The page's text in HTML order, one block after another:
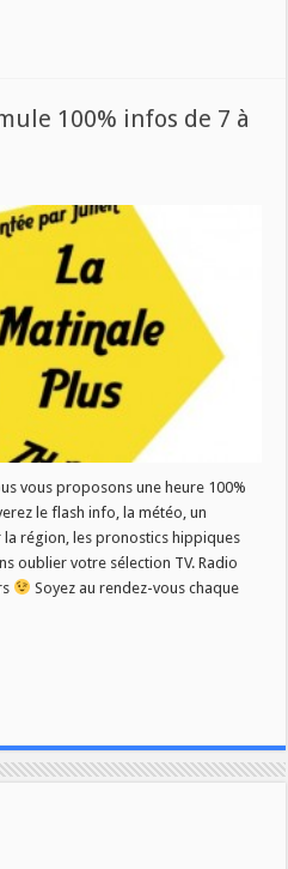
100% infos de 7 à
vous proposons une heure 100%
le flash info, la météo, un
région, les pronostics hippiques
oublier votre sélection TV. Radio
Soyez au rendez-vous chaque